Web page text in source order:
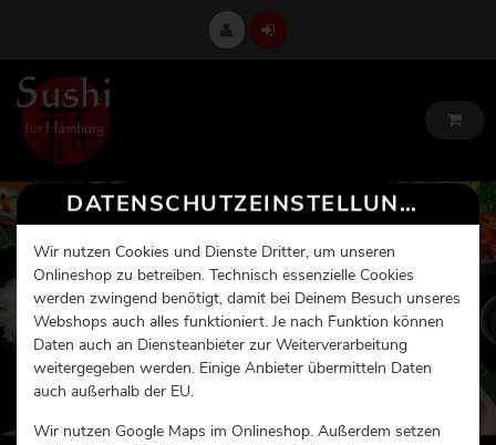
DATENSCHUTZEINSTELLUNGEN
Wir nutzen Cookies und Dienste Dritter, um unseren
Onlineshop zu betreiben. Technisch essenzielle Cookies
werden zwingend benötigt, damit bei Deinem Besuch unseres
Webshops auch alles funktioniert. Je nach Funktion können
Daten auch an Diensteanbieter zur Weiterverarbeitung
weitergegeben werden. Einige Anbieter übermitteln Daten
auch außerhalb der EU.
Wir nutzen Google Maps im Onlineshop. Außerdem setzen